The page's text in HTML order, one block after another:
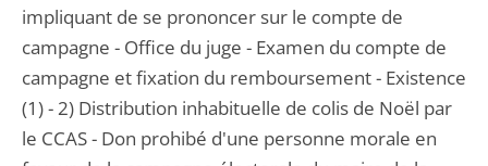
impliquant de se prononcer sur le compte de
campagne - Office du juge - Examen du compte de
campagne et fixation du remboursement - Existence
(1) - 2) Distribution inhabituelle de colis de Noël par
le CCAS - Don prohibé d'une personne morale en